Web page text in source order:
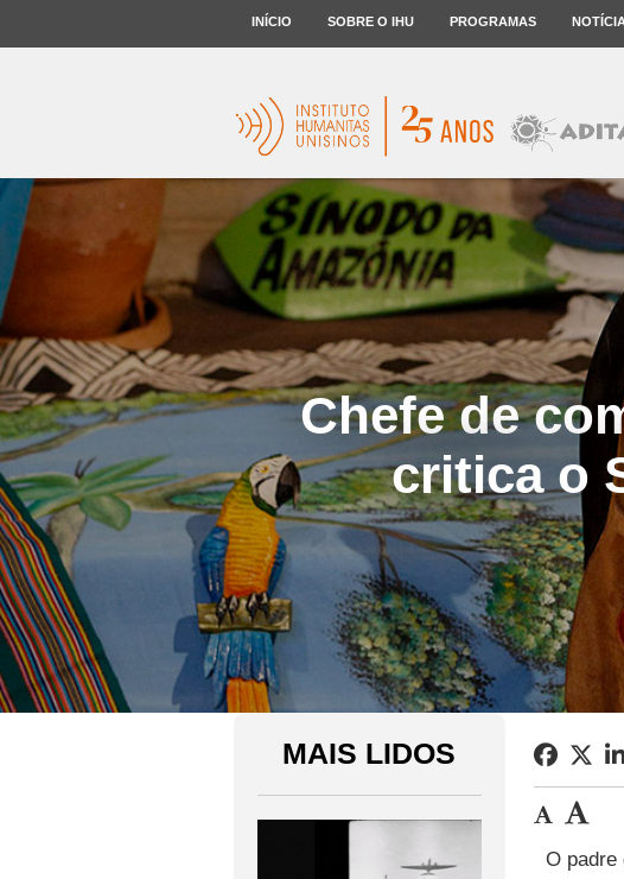
INÍCIO SOBRE O IHU PROGRAMAS
Chefe de
critica o
MAIS LIDOS
O padre